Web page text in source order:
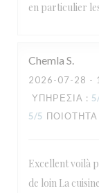
en particulier
Chemla S
2026-07-28 -
ΥΠΗΡΕΣΊΑ : 5
5/5
Excellent voilà
de loin La